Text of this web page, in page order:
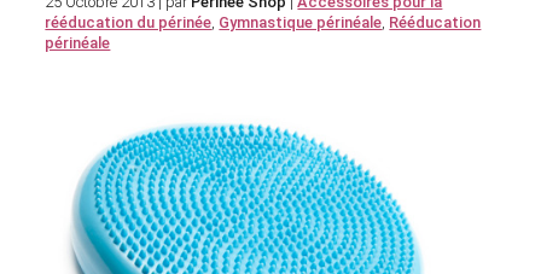
rééducation du périnée Gymnastique périnéale Rééducation
périnéale